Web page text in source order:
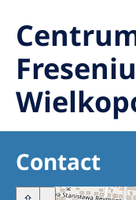
Germany
Israel
Italy
Poland
Portugal
Contact